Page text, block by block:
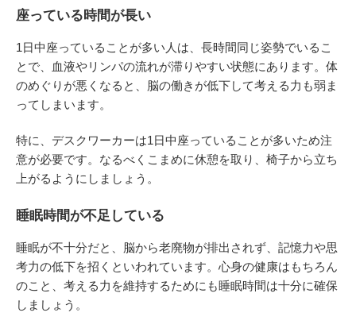
座っている時間が長い
1日中座っていることが多い人は、長時間同じ姿勢でいるこ
とで、血液やリンパの流れが滞りやすい状態にあります。体
のめぐりが悪くなると、脳の働きが低下して考える力も弱ま
ってしまいます。
特に、デスクワーカーは1日中座っていることが多いため注
意が必要です。なるべくこまめに休憩を取り、椅子から立ち
上がるようにしましょう。
睡眠時間が不足している
睡眠が不十分だと、脳から老廃物が排出されず、記憶力や思
考力の低下を招くといわれています。心身の健康はもちろん
のこと、考える力を維持するためにも睡眠時間は十分に確保
しましょう。